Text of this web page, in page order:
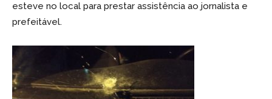
esteve no local para prestar assistência ao jornalista e
prefeitável.